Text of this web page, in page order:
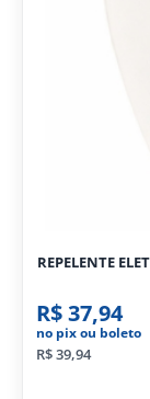
REPELENTE
R$ 37,94
no pix ou boleto
R$ 39,94